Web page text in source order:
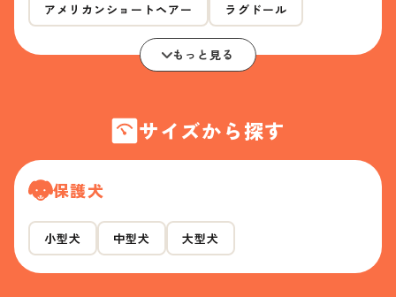
アメリカンショートヘアー ラグドール
もっと見る
サイズから探す
保護犬
小型犬 中型犬 大型犬